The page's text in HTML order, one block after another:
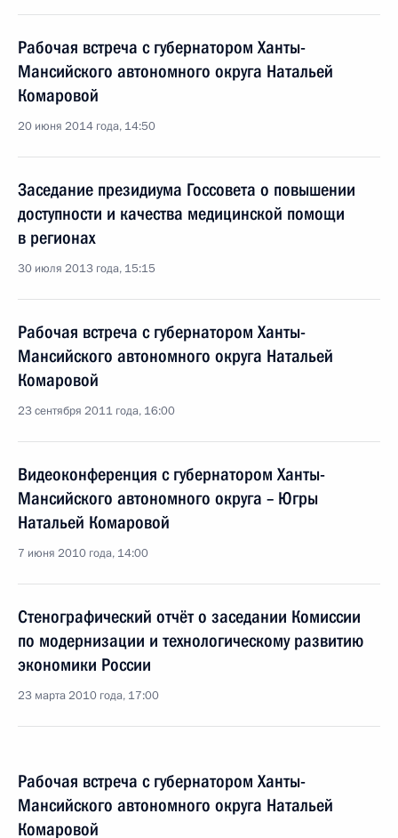
Рабочая встреча с губернатором Ханты-
Мансийского автономного округа Натальей
Комаровой
20 июня 2014 года, 14:50
Заседание президиума Госсовета о повышении
доступности и качества медицинской помощи
в регионах
30 июля 2013 года, 15:15
Рабочая встреча с губернатором Ханты-
Мансийского автономного округа Натальей
Комаровой
23 сентября 2011 года, 16:00
Видеоконференция с губернатором Ханты-
Мансийского автономного округа – Югры
Натальей Комаровой
7 июня 2010 года, 14:00
Стенографический отчёт о заседании Комиссии
по модернизации и технологическому развитию
экономики России
23 марта 2010 года, 17:00
Рабочая встреча с губернатором Ханты-
Мансийского автономного округа Натальей
Комаровой